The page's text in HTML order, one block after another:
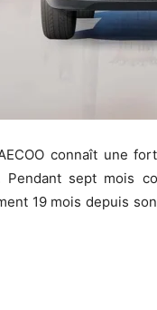
connaît une
sept mois
19 mois depuis